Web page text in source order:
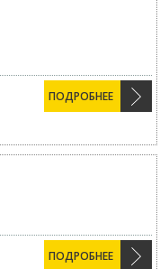
ПОДРОБНЕЕ
ПОДРОБНЕЕ